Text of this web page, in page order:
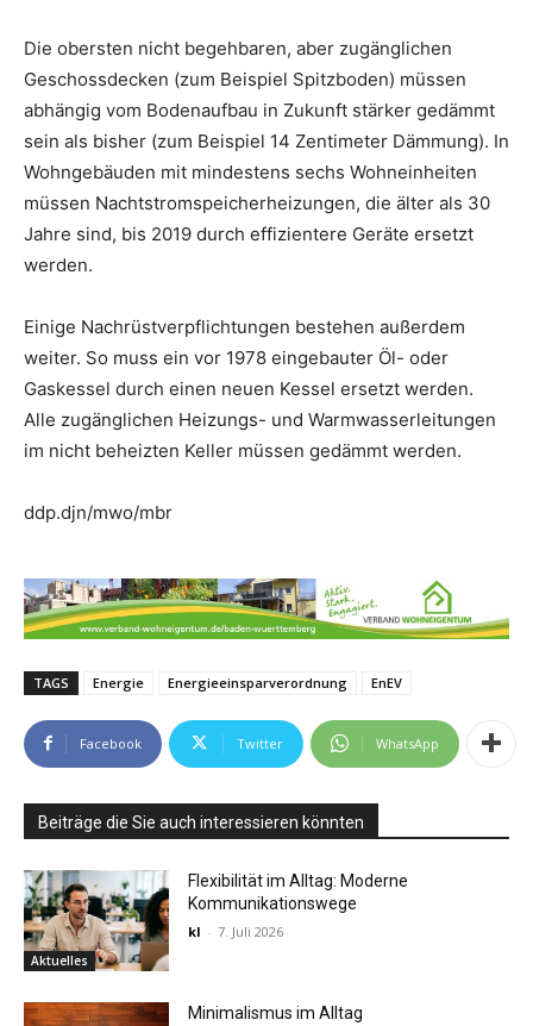
Die obersten nicht begehbaren, aber zugänglichen
Geschossdecken (zum Beispiel Spitzboden) müssen
abhängig vom Bodenaufbau in Zukunft stärker gedämmt
sein als bisher (zum Beispiel 14 Zentimeter Dämmung). In
Wohngebäuden mit mindestens sechs Wohneinheiten
müssen Nachtstromspeicherheizungen, die älter als 30
Jahre sind, bis 2019 durch effizientere Geräte ersetzt
werden.
Einige Nachrüstverpflichtungen bestehen außerdem
weiter. So muss ein vor 1978 eingebauter Öl- oder
Gaskessel durch einen neuen Kessel ersetzt werden.
Alle zugänglichen Heizungs- und Warmwasserleitungen
im nicht beheizten Keller müssen gedämmt werden.
ddp.djn/mwo/mbr
TAGS Energie Energieeinsparverordnung EnEV
Facebook Twitter WhatsApp
Beiträge die Sie auch interessieren könnten
Aktuelles
Flexibilität im Alltag: Moderne
Kommunikationswege
kl - 7. Juli 2026
Minimalismus im Alltag